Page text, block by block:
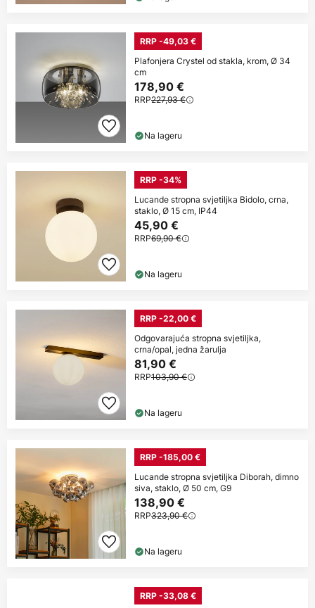
RRP -49,03 €
Plafonjera Crystel od stakla, krom, Ø 34
cm
178,90 €
RRP227,93 €
Na lageru
RRP -34%
Lucande stropna svjetiljka Bidolo, crna,
staklo, Ø 15 cm, IP44
45,90 €
RRP69,90 €
Na lageru
RRP -22,00 €
Odgovarajuća stropna svjetiljka,
crna/opal, jedna žarulja
81,90 €
RRP103,90 €
Na lageru
RRP -185,00 €
Lucande stropna svjetiljka Diborah, dimno
siva, staklo, Ø 50 cm, G9
138,90 €
RRP323,90 €
Na lageru
RRP -33,08 €